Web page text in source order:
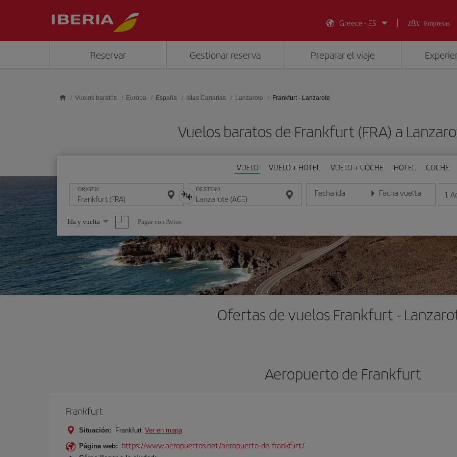
Greece - ES
Empresas
Reservar Gestionar reserva Preparar el viaje
Vuelos baratos Europa España Islas Canarias Lanzarote Frankfurt - Lanzarote
Vuelos baratos de Frankfurt (FRA) a
VUELO VUELO + HOTEL VUELO + COCHE HOTEL COCHE
ORIGEN DESTINO Fecha ida
Introduce la fecha en formato día/mes/año
Fecha vuelta
Introduce la fecha en 1
Seleccione
una
opción
Ida y vuelta Pagar con Avios
Ofertas de vuelos Frankfurt -
Aeropuerto de Frankfurt
Frankfurt
Situación: Frankfurt Ver en mapa
Página web: https://www.aeropuertos.net/aeropuerto-de-frankfurt/